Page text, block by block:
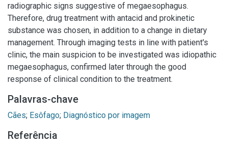
radiographic signs suggestive of megaesophagus.
Therefore, drug treatment with antacid and prokinetic
substance was chosen, in addition to a change in dietary
management. Through imaging tests in line with patient's
clinic, the main suspicion to be investigated was idiopathic
megaesophagus, confirmed later through the good
response of clinical condition to the treatment.
Palavras-chave
Cães; Esôfago; Diagnóstico por imagem
Referência